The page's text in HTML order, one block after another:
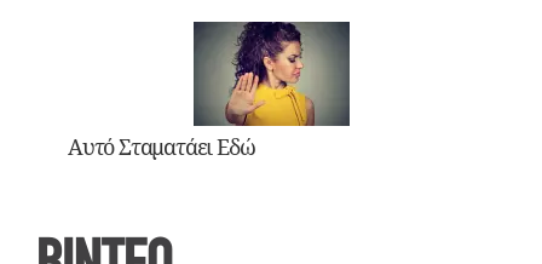
Αυτό Σταματάει Εδώ